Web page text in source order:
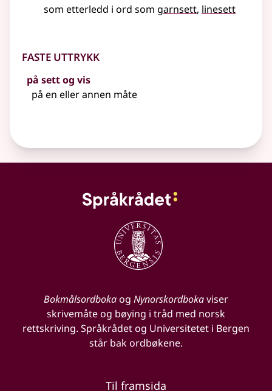
som etterledd i ord som garnsett linesett
Faste uttrykk
på sett og vis
på en ellerannen måte
Bokmålsordbokaog Nynorskordbokaviser
skrivemåte og bøying i tråd med norsk
rettskriving. Språkrådet og Universitetet i Bergen
står bak ordbøkene.
Til framsida